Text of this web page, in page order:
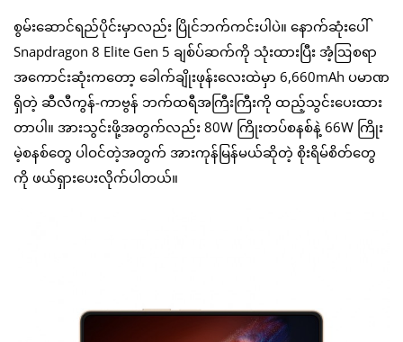
စွမ်းဆောင်ရည်ပိုင်းမှာလည်း ပြိုင်ဘက်ကင်းပါပဲ။ နောက်ဆုံးပေါ်
Snapdragon 8 Elite Gen 5 ချစ်ပ်ဆက်ကို သုံးထားပြီး အံ့ဩစရာ
အကောင်းဆုံးကတော့ ခေါက်ချိုးဖုန်းလေးထဲမှာ 6,660mAh ပမာဏ
ရှိတဲ့ ဆီလီကွန်-ကာဗွန် ဘက်ထရီအကြီးကြီးကို ထည့်သွင်းပေးထား
တာပါ။ အားသွင်းဖို့အတွက်လည်း 80W ကြိုးတပ်စနစ်နဲ့ 66W ကြိုး
မဲ့စနစ်တွေ ပါဝင်တဲ့အတွက် အားကုန်မြန်မယ်ဆိုတဲ့ စိုးရိမ်စိတ်တွေ
ကို ဖယ်ရှားပေးလိုက်ပါတယ်။